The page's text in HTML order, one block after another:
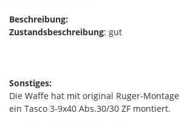
Beschreibung:
Zustandsbeschreibung: gut
Sonstiges:
Die Waffe hat mit original Ruger-Montage
ein Tasco 3-9x40 Abs.30/30 ZF montiert.